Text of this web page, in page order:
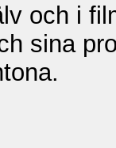
och i
sina